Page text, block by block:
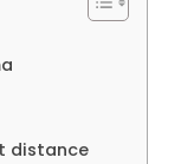
distance